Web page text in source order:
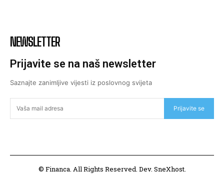
NEWSLETTER
Prijavite se na naš newsletter
Saznajte zanimljive vijesti iz poslovnog svijeta
Prijavite se
© Financa. All Rights Reserved. Dev. SneXhost.